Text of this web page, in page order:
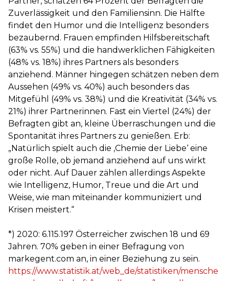
Zuverlässigkeit und den Familiensinn. Die Hälfte
findet den Humor und die Intelligenz besonders
bezaubernd. Frauen empfinden Hilfsbereitschaft
(63% vs. 55%) und die handwerklichen Fähigkeiten
(48% vs. 18%) ihres Partners als besonders
anziehend. Männer hingegen schätzen neben dem
Aussehen (49% vs. 40%) auch besonders das
Mitgefühl (49% vs. 38%) und die Kreativität (34% vs.
21%) ihrer Partnerinnen. Fast ein Viertel (24%) der
Befragten gibt an, kleine Überraschungen und die
Spontanität ihres Partners zu genießen. Erb:
„Natürlich spielt auch die ‚Chemie der Liebe‘ eine
große Rolle, ob jemand anziehend auf uns wirkt
oder nicht. Auf Dauer zählen allerdings Aspekte
wie Intelligenz, Humor, Treue und die Art und
Weise, wie man miteinander kommuniziert und
Krisen meistert.“
*) 2020: 6.115.197 Österreicher zwischen 18 und 69
Jahren. 70% geben in einer Befragung von
markegent.com an, in einer Beziehung zu sein.
https://www.statistik.at/web_de/statistiken/mensche